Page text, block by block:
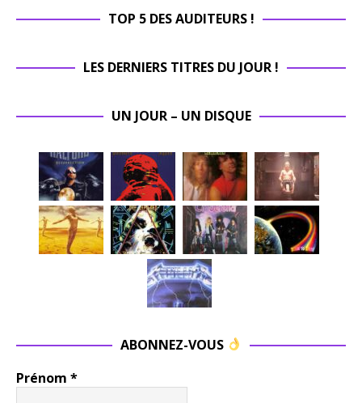
TOP 5 DES AUDITEURS !
LES DERNIERS TITRES DU JOUR !
UN JOUR – UN DISQUE
ABONNEZ-VOUS
Prénom *